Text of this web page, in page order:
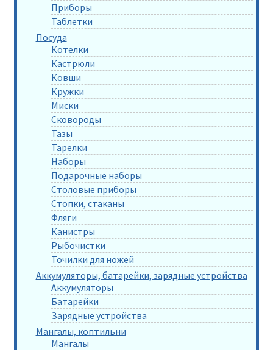
Приборы
Таблетки
Посуда
Котелки
Кастрюли
Ковши
Кружки
Миски
Сковороды
Тазы
Тарелки
Наборы
Подарочные наборы
Столовые приборы
Стопки, стаканы
Фляги
Канистры
Рыбочистки
Точилки для ножей
Аккумуляторы, батарейки, зарядные устройства
Аккумуляторы
Батарейки
Зарядные устройства
Мангалы, коптильни
Мангалы